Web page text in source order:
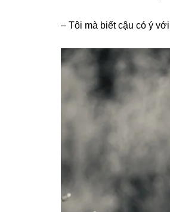
– Tôi mà biết cậu có ý